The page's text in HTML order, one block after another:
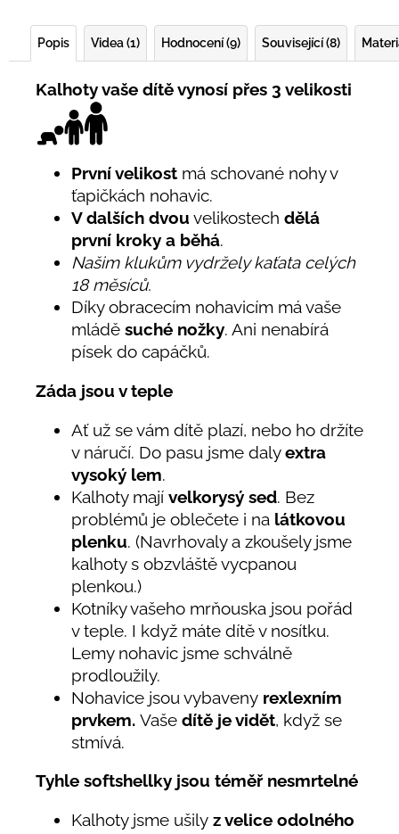
Popis Videa (1) Hodnocení (9) Související (8)
Kalhoty vaše dítě vynosí přes 3 velikosti
První velikost má schované nohy v
ťapičkách nohavic.
V dalších dvou velikostech dělá
první kroky a běhá.
Našim klukům vydržely kaťata celých
18 měsíců.
Díky obracecím nohavicím má vaše
mládě suché nožky. Ani nenabírá
písek do capáčků.
Záda jsou v teple
Ať už se vám dítě plazí, nebo ho držíte
v náručí. Do pasu jsme dalyextra
vysoký lem.
Kalhoty mají velkorysý sed. Bez
problémů je oblečete i na látkovou
plenku. (Navrhovaly a zkoušely jsme
kalhoty s obzvláště vycpanou
plenkou.)
Kotníky vašeho mrňouska jsou pořád
v teple. I když máte dítě v nosítku.
Lemy nohavic jsme schválně
prodloužily.
Nohavice jsou vybaveny rexlexním
prvkem. Vaše dítě je vidět, když se
stmívá.
Tyhle softshellky jsou téměř nesmrtelné
Kalhoty jsme ušily z velice odolného